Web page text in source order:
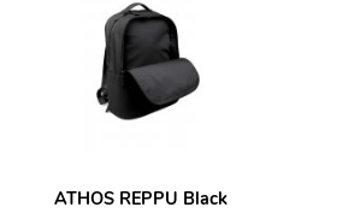
ATHOS REPPU Black